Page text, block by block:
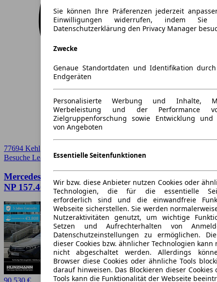
77694 Kehl
Besuche Leasingmarkt➚
Mercedes-Benz EQS 500 4M AMG Night Panorama
NP 157.461
Sie können Ihre Präferenzen jederzeit
Einwilligungen widerrufen, indem
Datenschutzerklärung den Privacy Manager
Zwecke
Genaue Standortdaten und Identifikation
Endgeräten
Personalisierte Werbung und Inhalte,
Werbeleistung und der Performance
Zielgruppenforschung sowie Entwicklung und
von Angeboten
Essentielle Seitenfunktionen
Wir bzw. diese Anbieter nutzen Cookies oder
Technologien, die für die essentielle
erforderlich sind und die einwandfreie
Webseite sicherstellen. Sie werden
Nutzeraktivitäten genutzt, um wichtige
Setzen und Aufrechterhalten von
Datenschutzeinstellungen zu ermöglichen.
dieser Cookies bzw. ähnlicher Technologien kann
nicht abgeschaltet werden. Allerdings
Browser diese Cookies oder ähnliche Tools
darauf hinweisen. Das Blockieren dieser
Tools kann die Funktionalität der Webseite